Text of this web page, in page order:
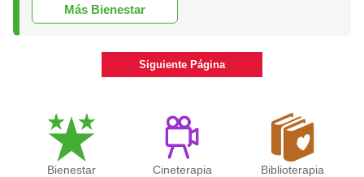
Más Bienestar
Siguiente Página
Bienestar Cineterapia Biblioterapia